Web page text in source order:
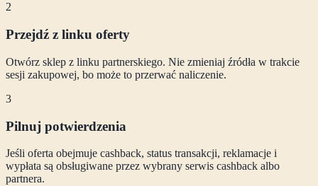
2
Przejdź z linku oferty
Otwórz sklep z linku partnerskiego. Nie zmieniaj źródła w trakcie
sesji zakupowej, bo może to przerwać naliczenie.
3
Pilnuj potwierdzenia
Jeśli oferta obejmuje cashback, status transakcji, reklamacje i
wypłata są obsługiwane przez wybrany serwis cashback albo
partnera.